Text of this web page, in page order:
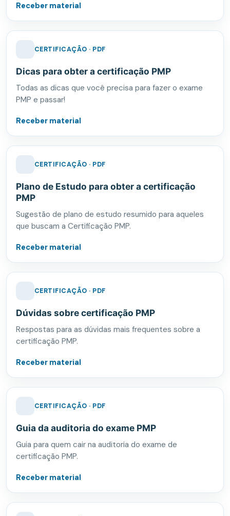
Receber material
CERTIFICAÇÃO · PDF
Dicas para obter a certificação PMP
Todas as dicas que você precisa para fazer o exame
PMP e passar!
Receber material
CERTIFICAÇÃO · PDF
Plano de Estudo para obter a certificação
PMP
Sugestão de plano de estudo resumido para aqueles
que buscam a Certificação PMP.
Receber material
CERTIFICAÇÃO · PDF
Dúvidas sobre certificação PMP
Respostas para as dúvidas mais frequentes sobre a
certificação PMP.
Receber material
CERTIFICAÇÃO · PDF
Guia da auditoria do exame PMP
Guia para quem cair na auditoria do exame de
certificação PMP.
Receber material